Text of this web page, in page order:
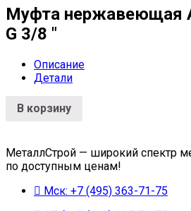
Муфта нержавеющая
G 3/8 "
Описание
Детали
В корзину
МеталлСтрой — широкий спектр
по доступным ценам!
Мск: +7 (495) 363-71-75